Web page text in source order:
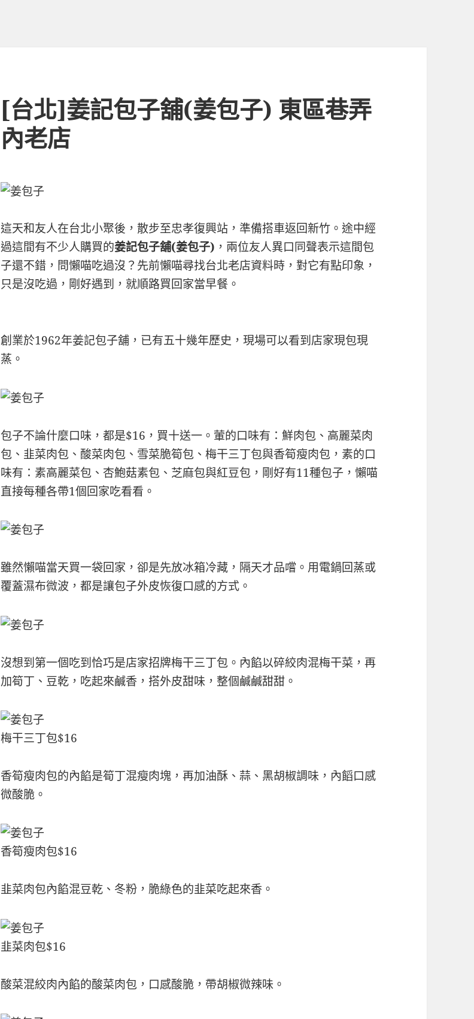
[台北]姜記包子舖(姜包子) 東區巷弄
內老店
這天和友人在台北小聚後，散步至忠孝復興站，準備搭車返回新竹。途中經
過這間有不少人購買的姜記包子舖(姜包子) ，兩位友人異口同聲表示這間包
子還不錯，問懶喵吃過沒？先前懶喵尋找台北老店資料時，對它有點印象，
只是沒吃過，剛好遇到，就順路買回家當早餐。
創業於1962年姜記包子舖，已有五十幾年歷史，現場可以看到店家現包現
蒸。
包子不論什麼口味，都是$16，買十送一。葷的口味有：鮮肉包、高麗菜肉
包、韭菜肉包、酸菜肉包、雪菜脆筍包、梅干三丁包與香筍瘦肉包，素的口
味有：素高麗菜包、杏鮑菇素包、芝麻包與紅豆包，剛好有11種包子，懶喵
直接每種各帶1個回家吃看看。
雖然懶喵當天買一袋回家，卻是先放冰箱冷藏，隔天才品嚐。用電鍋回蒸或
覆蓋濕布微波，都是讓包子外皮恢復口感的方式。
沒想到第一個吃到恰巧是店家招牌梅干三丁包。內餡以碎絞肉混梅干菜，再
加筍丁、豆乾，吃起來鹹香，搭外皮甜味，整個鹹鹹甜甜。
梅干三丁包$16
香筍瘦肉包的內餡是筍丁混瘦肉塊，再加油酥、蒜、黑胡椒調味，內饀口感
微酸脆。
香筍瘦肉包$16
韭菜肉包內餡混豆乾、冬粉，脆綠色的韭菜吃起來香。
韭菜肉包$16
酸菜混絞肉內餡的酸菜肉包，口感酸脆，帶胡椒微辣味。